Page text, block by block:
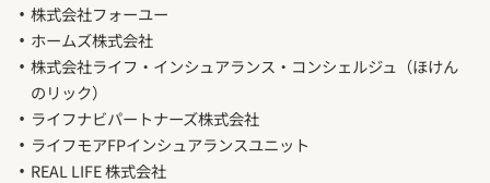
株式会社フォーユー
ホームズ株式会社
株式会社ライフ・インシュアランス・コンシェルジュ（ほけん
のリック）
ライフナビパートナーズ株式会社
ライフモアFPインシュアランスユニット
REAL LIFE 株式会社